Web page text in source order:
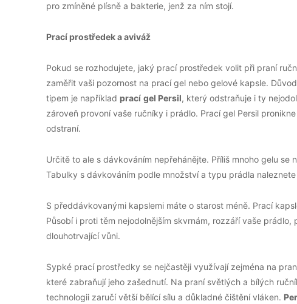
pro zmíněné plísně a bakterie, jenž za ním stojí.
Prací prostředek a aviváž
Pokud se rozhodujete, jaký prací prostředek volit při praní
zaměřit vaši pozornost na prací gel nebo gelové kapsle.
tipem je například prací gel Persil, který odstraňuje i ty
zároveň provoní vaše ručníky i prádlo. Prací gel Persil
odstraní.
Určitě to ale s dávkováním nepřehánějte. Příliš mnoho gelu
Tabulky s dávkováním podle množství a typu prádla
S předdávkovanými kapslemi máte o starost méně. Prací
Působí i proti těm nejodolnějším skvrnám, rozzáří vaše
dlouhotrvající vůni.
Sypké prací prostředky se nejčastěji využívají zejména na
které zabraňují jeho zašednutí. Na praní světlých a bílých
technologii zaručí větší bělící sílu a důkladné čištění vláken.